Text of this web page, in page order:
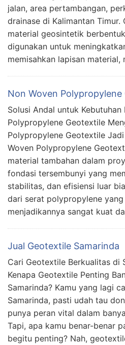
jalan, area pertambangan,
drainase di Kalimantan
material geosintetik
digunakan untuk
memisahkan lapisan
Non Woven Polypropylene
Solusi Andal untuk
Polypropylene Geotextile
Polypropylene Geotextile
Woven Polypropylene
material tambahan dalam
fondasi tersembunyi yang
stabilitas, dan efisiensi luar
dari serat polypropylene
menjadikannya sangat kuat
Jual Geotextile Samarinda
Cari Geotextile Berkualitas di
Kenapa Geotextile Penting
Samarinda? Kamu yang lagi
Samarinda, pasti udah tau
punya peran vital dalam
Tapi, apa kamu benar-benar
begitu penting? Nah,